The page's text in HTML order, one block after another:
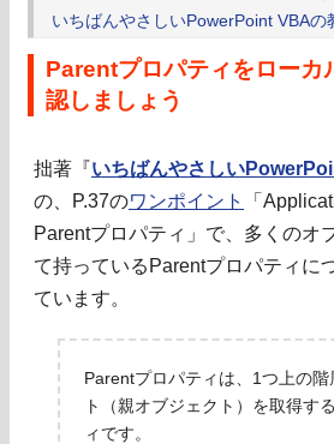
いちばんやさしいPowerPoint VBAの
Parentプロパティをローカ
認しましょう
拙著『いちばんやさしい
の、P.37のワンポイント
「
Parentプロパティ」で、多くのオ
て持っているParentプロパティに
ています。
Parentプロパティは、1つ上の階
ト（親オブジェクト）を取得す
ィです。